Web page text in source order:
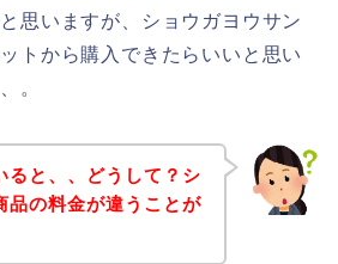
思いますが、ショウガヨウサン
トから購入できたらいいと思い
。
ると、、どうして？シ
品の料金が違うことが